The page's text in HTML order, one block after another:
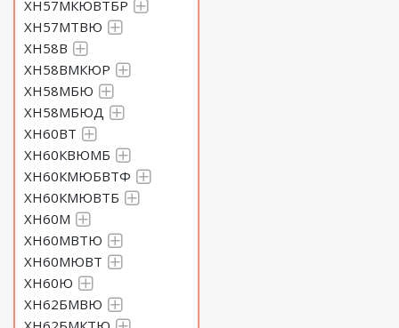
ХН57МКЮВТБР
ХН57МТВЮ
ХН58В
ХН58ВМКЮР
ХН58МБЮ
ХН58МБЮД
ХН60ВТ
ХН60КВЮМБ
ХН60КМЮБВТФ
ХН60КМЮВТБ
ХН60М
ХН60МВТЮ
ХН60МЮВТ
ХН60Ю
ХН62БМВЮ